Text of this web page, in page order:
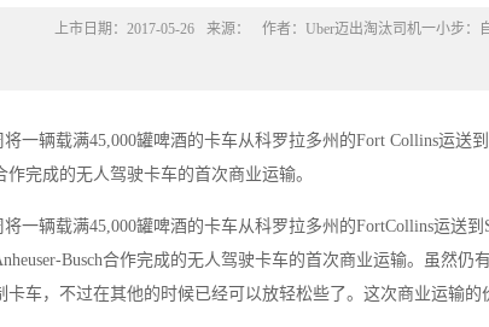
上市日期： 2017-05-26 来源： 作者： Uber迈出淘汰司机一小步：
一辆载满45,000罐啤酒的卡车从科罗拉多州的Fort Collins运送
完成的无人驾驶卡车的首次商业运输。
一辆载满45,000罐啤酒的卡车从科罗拉多州的FortCollins运送
Busch合作完成的无人驾驶卡车的首次商业运输。虽然仍
车，不过在其他的时候已经可以放轻松些了。这次商业运输